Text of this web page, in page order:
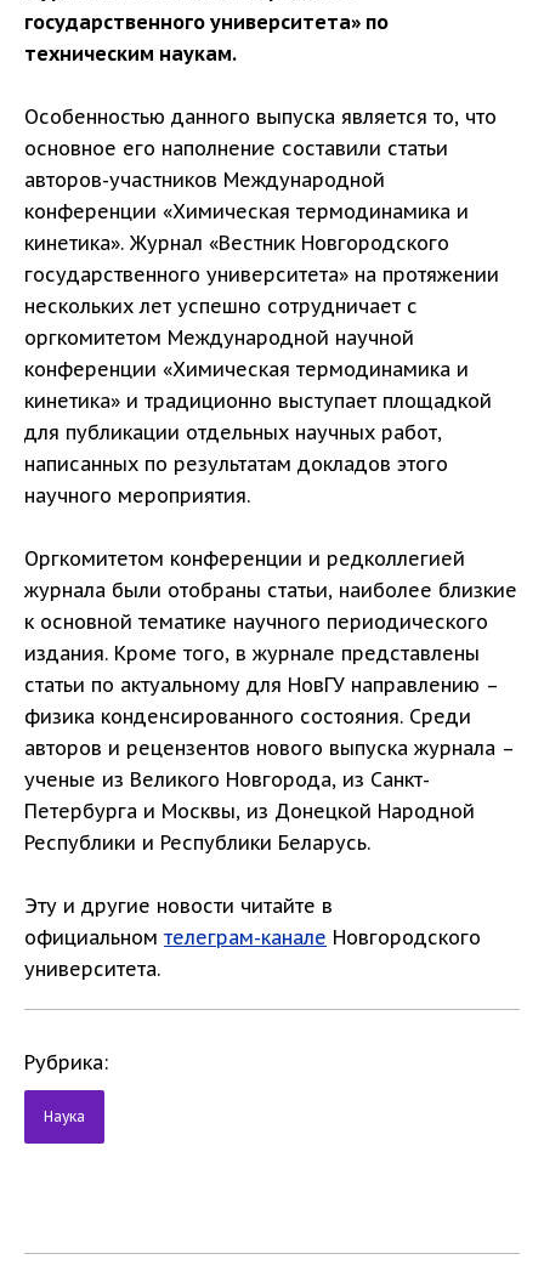
государственного университета» по
техническим наукам.
Особенностью данного выпуска является то, что
основное его наполнение составили статьи
авторов-участников Международной
конференции «Химическая термодинамика и
кинетика». Журнал «Вестник Новгородского
государственного университета» на протяжении
нескольких лет успешно сотрудничает с
оргкомитетом Международной научной
конференции «Химическая термодинамика и
кинетика» и традиционно выступает площадкой
для публикации отдельных научных работ,
написанных по результатам докладов этого
научного мероприятия.
Оргкомитетом конференции и редколлегией
журнала были отобраны статьи, наиболее близкие
к основной тематике научного периодического
издания. Кроме того, в журнале представлены
статьи по актуальному для НовГУ направлению –
физика конденсированного состояния. Среди
авторов и рецензентов нового выпуска журнала –
ученые из Великого Новгорода, из Санкт-
Петербурга и Москвы, из Донецкой Народной
Республики и Республики Беларусь.
Эту и другие новости читайте в
официальном телеграм-канале Новгородского
университета.
Рубрика:
Наука